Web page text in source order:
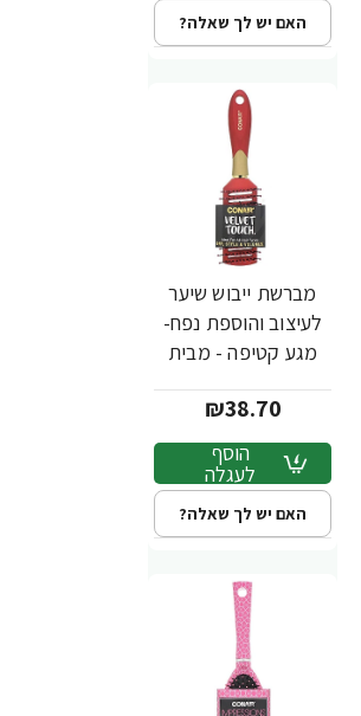
האם יש לך שאלה?
מברשת ייבוש שיער
לעיצוב והוספת נפח-
מגע קטיפה - מבית
₪38.70
הוסף
לעגלה
האם יש לך שאלה?